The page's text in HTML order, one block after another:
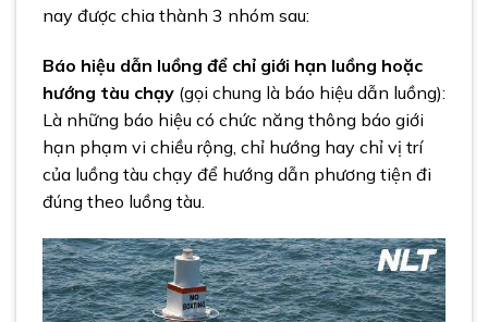
nay được chia thành 3 nhóm sau:
Báo hiệu dẫn luồng để chỉ giới hạn luồng hoặc
hướng tàu chạy (gọi chung là báo hiệu dẫn luồng):
Là những báo hiệu có chức năng thông báo giới
hạn phạm vi chiều rộng, chỉ hướng hay chỉ vị trí
của luồng tàu chạy để hướng dẫn phương tiện đi
đúng theo luồng tàu.